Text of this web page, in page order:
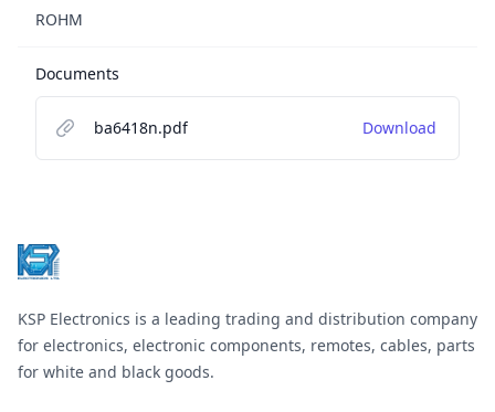
ROHM
Documents
ba6418n.pdf Download
KSP Electronics is a leading trading and distribution company
for electronics, electronic components, remotes, cables, parts
for white and black goods.